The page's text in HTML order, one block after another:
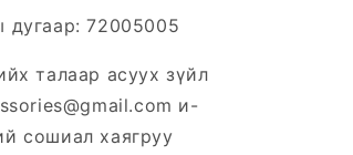
дугаар: 72005005
талаар асуух зүйл
и-
сошиал хаягруу